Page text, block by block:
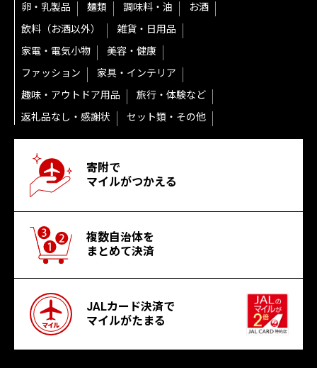
卵・乳製品
麺類 調味料・油
お酒
飲料（お酒以外）
雑貨・日用品
家電・電気小物
美容・健康
ファッション
家具・インテリア
趣味・アウトドア用品
旅行・体験など
返礼品なし・感謝状
セット類・その他
寄附で
マイルがつかえる
複数自治体を
まとめて決済
JALカード決済で
マイルがたまる